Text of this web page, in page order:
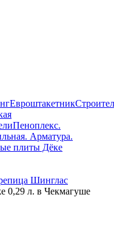
Евроштакетник
Пеноплекс.
Арматура.
плиты Дёке
Шинглас
0,29 л. в Чекмагуше